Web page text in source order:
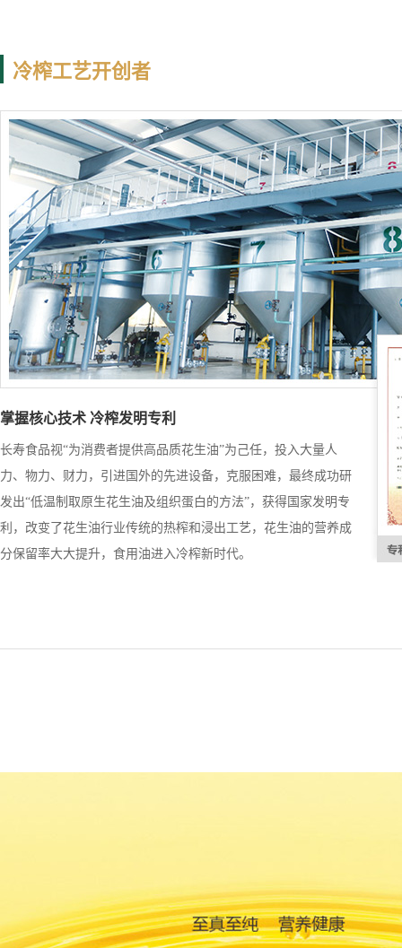
冷榨工艺开创者
掌握核心技术 冷榨发明专利
长寿食品视“为消费者提供高品质花生油”为己任，投入大量人
力、物力、财力，引进国外的先进设备，克服困难，最终成功研
发出“低温制取原生花生油及组织蛋白的方法”，获得国家发明专
利，改变了花生油行业传统的热榨和浸出工艺，花生油的营养成
分保留率大大提升，食用油进入冷榨新时代。